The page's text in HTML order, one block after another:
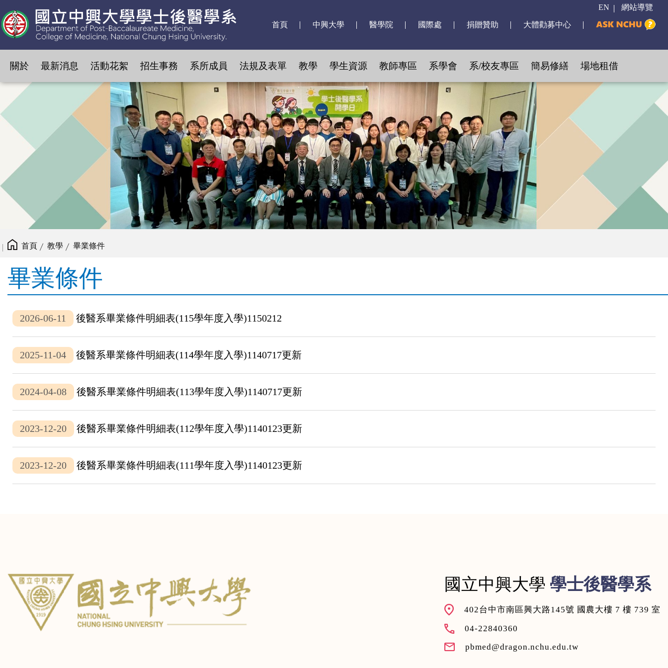
首頁 中興大學 醫學院 國際處 捐贈贊助 大體勸募中心
EN 網站導覽
關於 最新消息 活動花絮 招生事務 系所成員 法規及表單 教學 學生資源 教師專區 系學會 系/校友專區 簡易修繕 場地租借
首頁 教學 畢業條件
畢業條件
2026-06-11 後醫系畢業條件明細表(115學年度入學)1150212
2025-11-04 後醫系畢業條件明細表(114學年度入學)1140717更新
2024-04-08 後醫系畢業條件明細表(113學年度入學)1140717更新
2023-12-20 後醫系畢業條件明細表(112學年度入學)1140123更新
2023-12-20 後醫系畢業條件明細表(111學年度入學)1140123更新
國立中興大學 學士後醫學系
402台中市南區興大路145號 國農大樓 7 樓 739 室
04-22840360
pbmed@dragon.nchu.edu.tw